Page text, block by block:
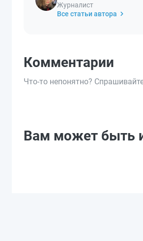
Журналист
Все статьи автора
Комментарии
Что-то непонятно?
Вам может быть